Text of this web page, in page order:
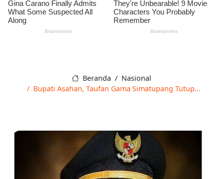
Beranda
Nasional
Bupati Asahan, Taufan Gama Simatupang Tutup...